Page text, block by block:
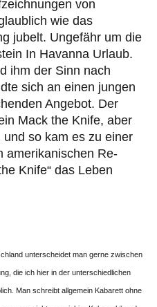
von
wie das
jubelt. Ungefähr um die
In Havanna Urlaub.
ihm der Sinn nach
sich an einen jungen
Angebot. Der
Mack the Knife, aber
so kam es zu einer
amerikanischen Re-
Knife“ das Leben
unterscheidet man gerne zwischen
die ich hier in der unterschiedlichen
Man schreibt allgemein Kabarett ohne